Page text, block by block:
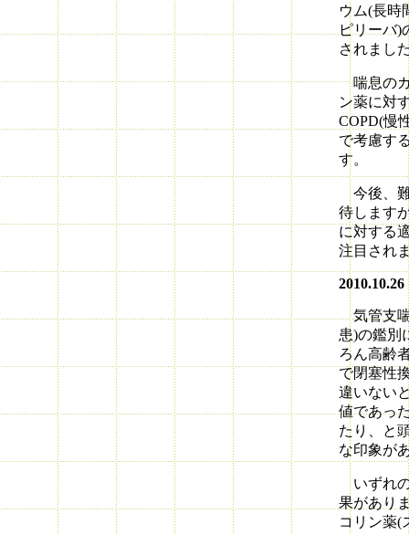
ウム(長時
ピリーバ)
されまし
喘息のガ
ン薬に対
COPD(慢
で考慮す
す。
今後、
待します
に対する
注目され
2010.10.26
気管支喘
患)の鑑別
ろん高齢
で閉塞性
違いない
値であっ
たり、と
な印象が
いずれ
果があり
コリン薬(